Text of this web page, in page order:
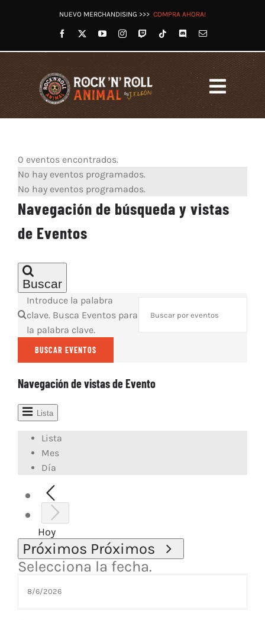
NUEVO MERCHANDISING >>> COMPRA AHORA!
OTROS PODCASTS
VÍDEOS
TWITCH
TIENDA
BLOG
ARTÍCULOS
QUÉ HACEMOS
MECENAZGO
CONTRATACIÓN
CONTACTO
BIO
0 eventos encontrados.
No hay eventos programados.
No hay eventos programados.
Navegación de búsqueda y vistas
de Eventos
Buscar
Introduce la palabra
clave. Busca Eventos para
la palabra clave.
BUSCAR EVENTOS
Navegación de vistas de Evento
Lista
Lista
Mes
Día
Hoy
Próximos Próximos
Selecciona la fecha.